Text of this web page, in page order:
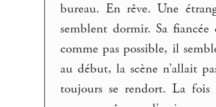
bureau. En rêve. Une
semblent dormir. Sa
comme pas possible, il
au début, la scène n’allait
toujours se rendort. La